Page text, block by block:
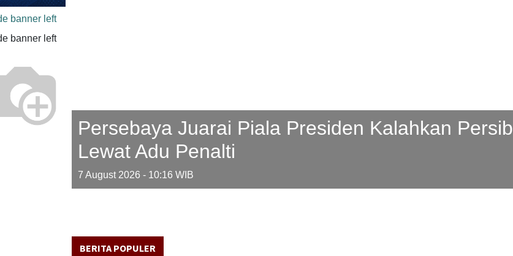
Persebaya Juarai Piala Presiden Kalahkan Persib
Lewat Adu Penalti
7 August 2026 - 10:16 WIB
BERITA POPULER